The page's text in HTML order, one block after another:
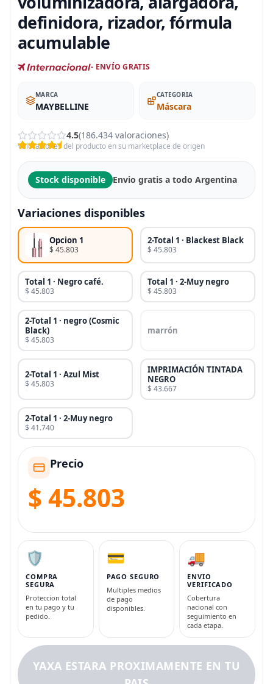
definidora, rizador, fórmula
acumulable
- ENVÍO GRATIS
MARCA
MAYBELLINE
CATEGORIA
Máscara
4.5(186.434 valoraciones)
Valoraciones del producto en su marketplace de origen
Stock disponible Envio gratis a todo Argentina
Variaciones disponibles
Opcion 1
$ 45.803
2-Total 1 · Blackest Black
$ 45.803
Total 1 · Negro café.
$ 45.803
Total 1 · 2-Muy negro
$ 45.803
2-Total 1 · negro (Cosmic
Black)
$ 45.803
marrón
2-Total 1 · Azul Mist
$ 45.803
IMPRIMACIÓN TINTADA
NEGRO
$ 43.667
2-Total 1 · 2-Muy negro
$ 41.740
Precio
$ 45.803
🛡️
COMPRA
SEGURA
Proteccion total
en tu pago y tu
pedido.
💳
PAGO SEGURO
Multiples medios
de pago
disponibles.
🚚
ENVIO
VERIFICADO
Cobertura
nacional con
seguimiento en
cada etapa.
YAXA ESTARA PROXIMAMENTE EN TU